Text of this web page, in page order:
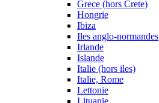
Grece (hors Crete)
Hongrie
Ibiza
Iles anglo-normandes
Irlande
Islande
Italie (hors iles)
Italie, Rome
Lettonie
Lituanie